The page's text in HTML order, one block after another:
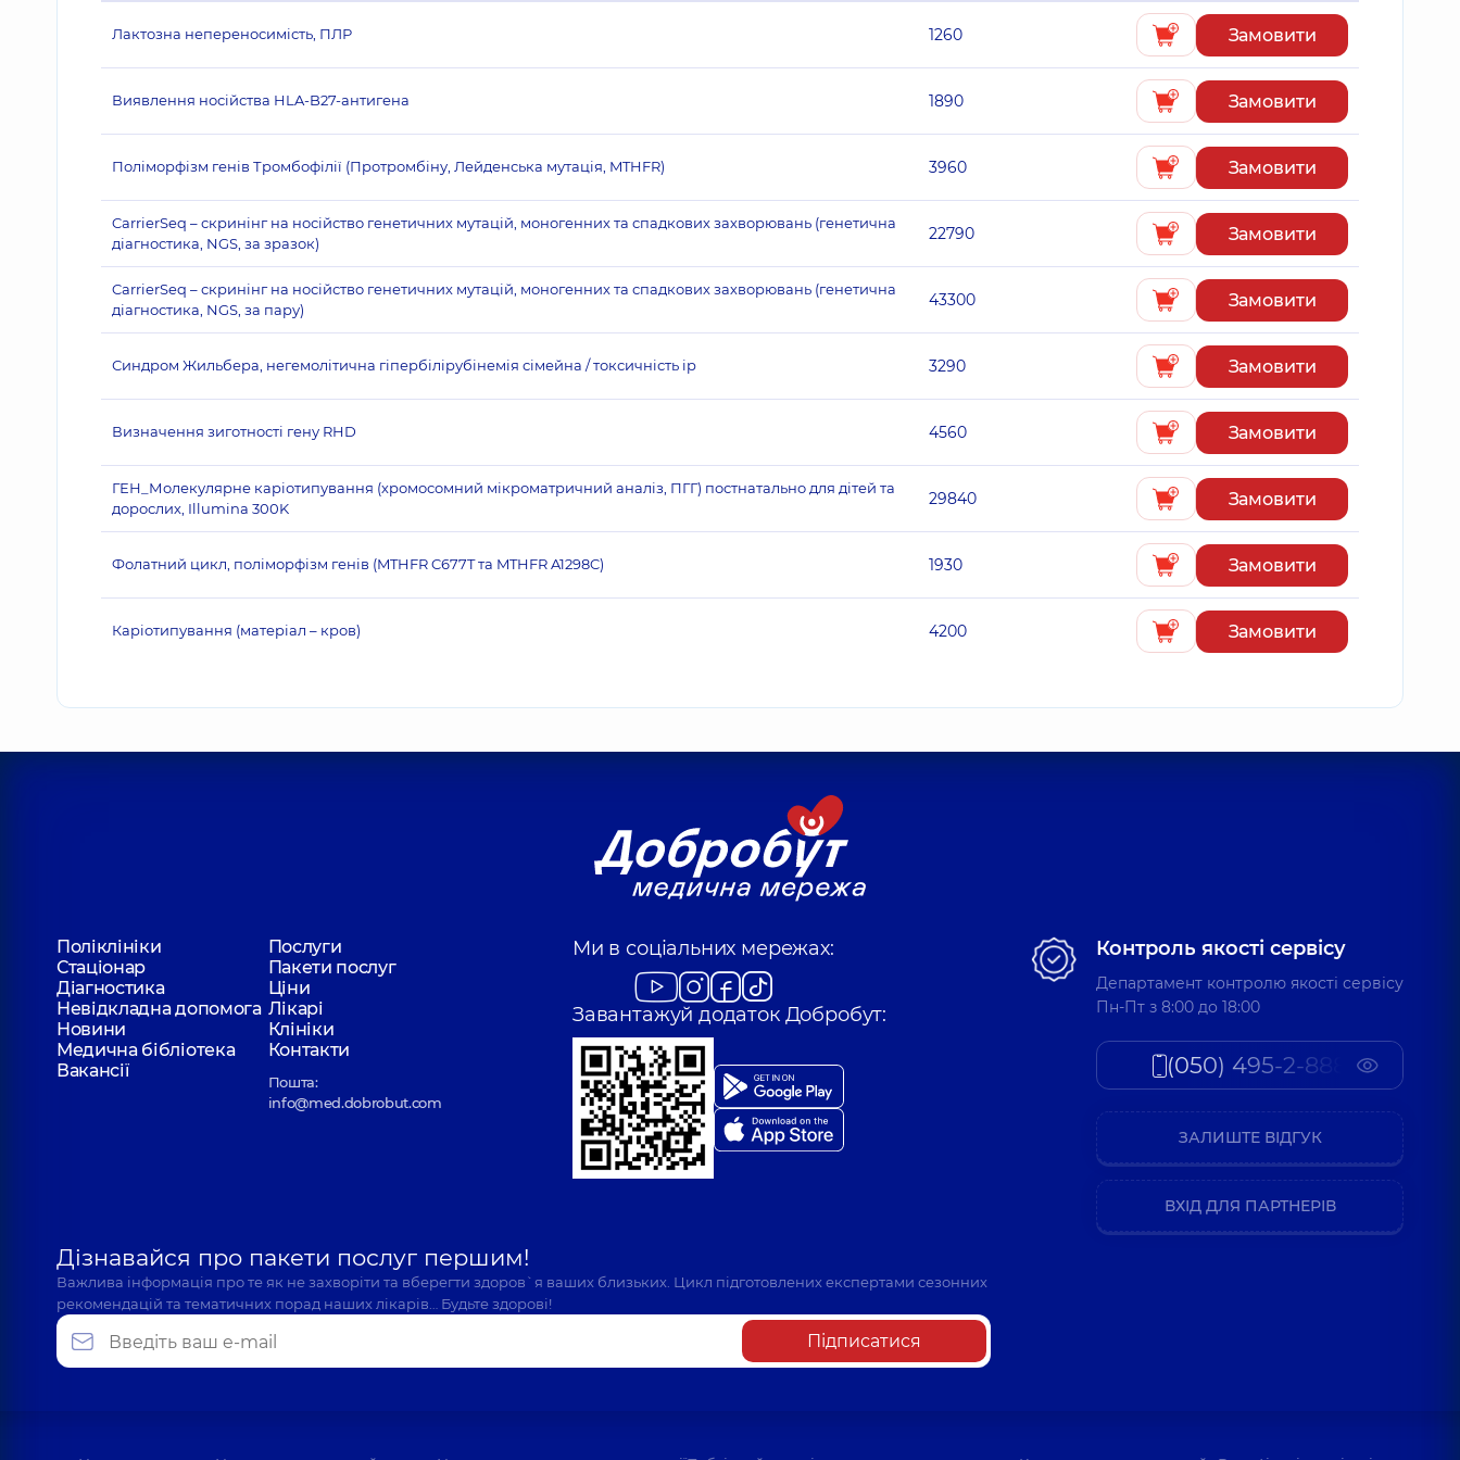
Лактозна непереносимість, ПЛР 1260 Замовити
Виявлення носійства HLA-B27-антигена 1890 Замовити
Поліморфізм генів Тромбофілії (Протромбіну, Лейденська мутація, MTHFR) 3960 Замовити
CarrierSeq – скринінг на носійство генетичних мутацій, моногенних та спадкових захворювань (генетична
діагностика, NGS, за зразок)
22790 Замовити
CarrierSeq – скринінг на носійство генетичних мутацій, моногенних та спадкових захворювань (генетична
діагностика, NGS, за пару)
43300 Замовити
Синдром Жильбера, негемолітична гіпербілірубінемія сімейна / токсичність ір 3290 Замовити
Визначення зиготності гену RHD 4560 Замовити
ГЕН_Молекулярне каріотипування (хромосомний мікроматричний аналіз, ПГГ) постнатально для дітей та
дорослих, Illumina 300K
29840 Замовити
Фолатний цикл, поліморфізм генів (MTHFR C677T та MTHFR A1298C) 1930 Замовити
Каріотипування (матеріал – кров) 4200 Замовити
Поліклініки
Послуги
Стаціонар
Пакети послуг
Діагностика
Ціни
Невідкладна допомога Лікарі
Новини
Клініки
Медична бібліотека
Контакти
Вакансії
Пошта:
info@med.dobrobut.com
Ми в соціальних мережах:
Завантажуй додаток Добробут:
Дізнавайся про пакети послуг першим!
Важлива інформація про те як не захворіти та вберегти здоров`я ваших близьких. Цикл підготовлених експертами сезонних
рекомендацій та тематичних порад наших лікарів… Будьте здорові!
Підписатися
Контроль якості сервісу
Департамент контролю якості сервісу
Пн-Пт з 8:00 до 18:00
(050) 495-2-888
ЗАЛИШТЕ ВІДГУК
ВХІД ДЛЯ ПАРТНЕРІВ